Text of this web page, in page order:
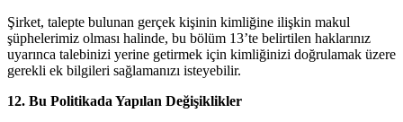
Şirket, talepte bulunan gerçek kişinin kimliğine ilişkin makul
şüphelerimiz olması halinde, bu bölüm 13’te belirtilen haklarınız
uyarınca talebinizi yerine getirmek için kimliğinizi doğrulamak üzere
gerekli ek bilgileri sağlamanızı isteyebilir.
12. Bu Politikada Yapılan Değişiklikler